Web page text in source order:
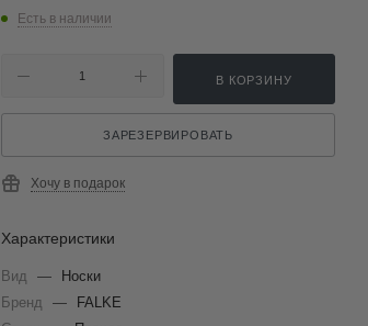
Есть в наличии
В КОРЗИНУ
ЗАРЕЗЕРВИРОВАТЬ
Хочу в подарок
Характеристики
Вид —
Носки
Бренд
—
FALKE